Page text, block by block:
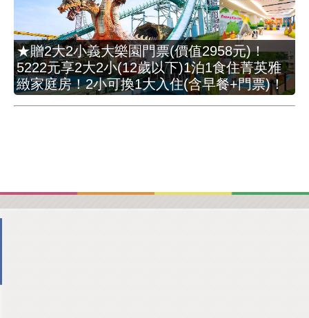
★贈2大2小義大樂園門票(價值2958元)！
5222元享2大2小(12歲以下)1泊1食住菁英雅
緻家庭房！2小可換1大入住(含早餐+門票)！